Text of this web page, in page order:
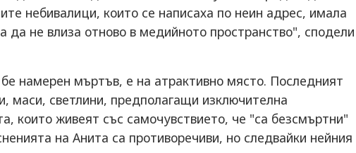
небивалици, които се написаха по неин адрес, имала
да не влиза отново в медийното пространство", сподели
намерен мъртъв, е на атрактивно място. Последният
маси, светлини, предполагащи изключителна
които живеят със самочувствието, че "са безсмъртни"
на Анита са противоречиви, но следвайки нейния